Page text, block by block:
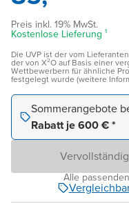
Preis inkl. 19% MwSt.
Kostenlose Lieferung ¹
Die UVP ist der vom
der von X²O auf Basis einer
Wettbewerbern für ähnliche
festgelegt wurde (weitere
Sommerangebote
Rabatt je 600 € *
Alle